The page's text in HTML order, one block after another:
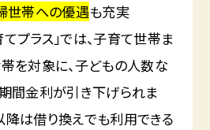
世帯への優遇も充実
てプラス」では、子育て世帯ま
を対象に、子どもの人数な
間金利が引き下げられま
降は借り換えでも利用できる